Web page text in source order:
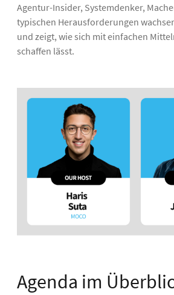
Agentur-Insider, Systemdenker,
typischen Herausforderungen
und zeigt, wie sich mit einfachen
schaffen lässt.
Agenda im